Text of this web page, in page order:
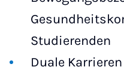
Studierenden
Duale